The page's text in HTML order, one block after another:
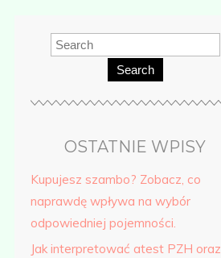
Search
OSTATNIE WPISY
Kupujesz szambo? Zobacz, co
naprawdę wpływa na wybór
odpowiedniej pojemności.
Jak interpretować atest PZH oraz